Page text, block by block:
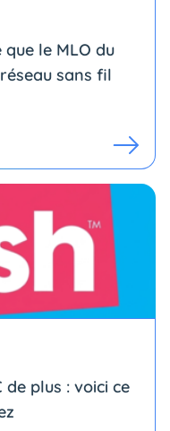
le MLO du
sans fil
plus : voici ce